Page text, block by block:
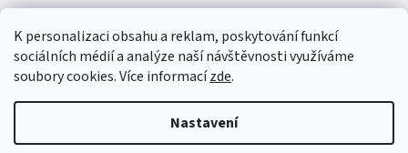
K personalizaci obsahu a reklam, poskytování funkcí
sociálních médií a analýze naší návštěvnosti využíváme
soubory cookies. Více informacízde.
Nastavení
Copyright 2026Bavlněný Svět. Všechna práva vyhrazena.Upravit